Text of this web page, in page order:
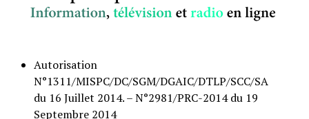
Autorisation
N°1311/MISPC/DC/SGM/DGAIC/DTLP/SCC/SA
du 16 Juillet 2014. – N°2981/PRC-2014 du 19
Septembre 2014